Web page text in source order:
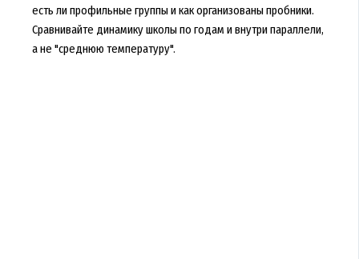
есть ли профильные группы и как организованы пробники.
Сравнивайте динамику школы по годам и внутри параллели,
а не "среднюю температуру".